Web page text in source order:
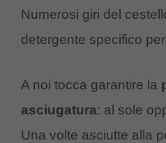
Numerosi giri del
detergente specifico
A noi tocca garantire la
asciugatura: al sole
Una volte asciutte alla